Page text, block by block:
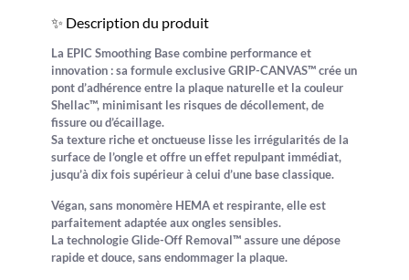
✨ Description du produit
La EPIC Smoothing Basecombine performance et
innovation : sa formule exclusiveGRIP-CANVAS™crée un
pont d’adhérence entre la plaque naturelle et la couleur
Shellac™, minimisant les risques de décollement, de
fissure ou d’écaillage.
Sa texture riche et onctueuse lisse les irrégularités de la
surface de l’ongle et offre un effet repulpant immédiat,
jusqu’àdix fois supérieurà celui d’une base classique.
Végan, sans monomère HEMA et respirante, elle est
parfaitement adaptée aux ongles sensibles.
La technologieGlide-Off Removal™assure une dépose
rapide et douce, sans endommager la plaque.